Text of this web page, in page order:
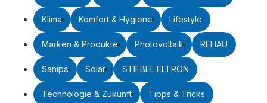
Klima Komfort & Hygiene Lifestyle
Marken & Produkte Photovoltaik REHAU
Sanipa Solar STIEBEL ELTRON
Technologie & Zukunft Tipps & Tricks